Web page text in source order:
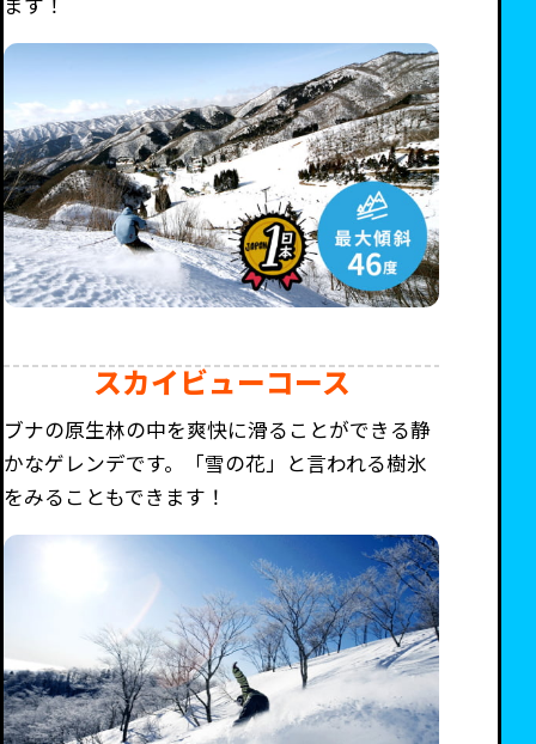
スカイビューコース
ブナの原生林の中を爽快に滑ることができる静
かなゲレンデです。「雪の花」と言われる樹氷
をみることもできます！